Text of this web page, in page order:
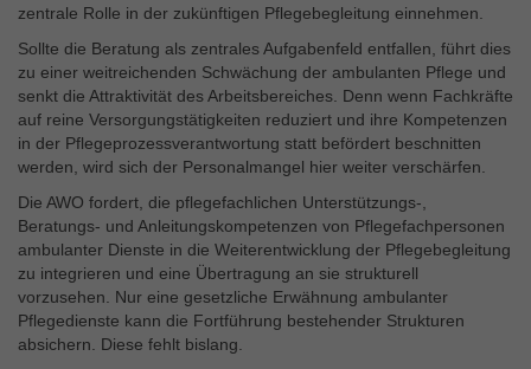
zentrale Rolle in der zukünftigen Pflegebegleitung einnehmen.
Sollte die Beratung als zentrales Aufgabenfeld entfallen, führt dies
zu einer weitreichenden Schwächung der ambulanten Pflege und
senkt die Attraktivität des Arbeitsbereiches. Denn wenn Fachkräfte
auf reine Versorgungstätigkeiten reduziert und ihre Kompetenzen
in der Pflegeprozessverantwortung statt befördert beschnitten
werden, wird sich der Personalmangel hier weiter verschärfen.
Die AWO fordert, die pflegefachlichen Unterstützungs-,
Beratungs- und Anleitungskompetenzen von Pflegefachpersonen
ambulanter Dienste in die Weiterentwicklung der Pflegebegleitung
zu integrieren und eine Übertragung an sie strukturell
vorzusehen. Nur eine gesetzliche Erwähnung ambulanter
Pflegedienste kann die Fortführung bestehender Strukturen
absichern. Diese fehlt bislang.
Externe Inhalte
Ihnen zusätzliche Informationen anzubieten.